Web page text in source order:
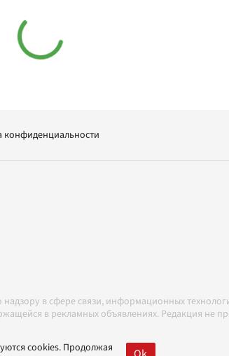
конфиденциальности
в сфере связи, информационных
в рекламных объявлениях. Редакция не
с Правилами
cookies. Продолжая